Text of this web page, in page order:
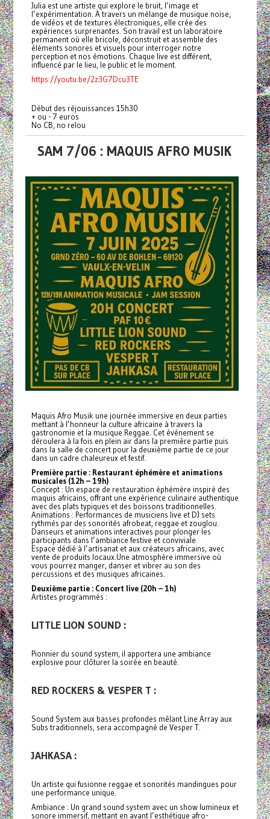
Julia est une artiste qui explore le bruit, l’image et
l’expérimentation. À travers un mélange de musique noise,
de vidéos et de textures électroniques, elle crée des
expériences surprenantes. Son travail est un laboratoire
permanent où elle bricole, déconstruit et assemble des
éléments sonores et visuels pour interroger notre
perception et nos émotions. Chaque live est différent,
influencé par le lieu, le public et le moment.
https://youtu.be/2z3G7Dcu3TE
Début des réjouissances 15h30
+ ou - 7 euros
No CB, no relou
SAM 7/06 : MAQUIS AFRO MUSIK
Maquis Afro Musik une journée immersive en deux parties
mettant à l’honneur la culture africaine à travers la
gastronomie et la musique Reggae. Cet événement se
déroulera à la fois en plein air dans la première partie puis
dans la salle de concert pour la deuxième partie de ce jour
dans un cadre chaleureux et festif.
Première partie : Restaurant éphémère et animations
musicales (12h – 19h)
Concept : Un espace de restauration éphémère inspiré des
maquis africains, offrant une expérience culinaire authentique
avec des plats typiques et des boissons traditionnelles.
Animations : Performances de musiciens live et DJ sets
rythmés par des sonorités afrobeat, reggae et zouglou.
Danseurs et animations interactives pour plonger les
participants dans l’ambiance festive et conviviale.
Espace dédié à l’artisanat et aux créateurs africains, avec
vente de produits locaux.Une atmosphère immersive où
vous pourrez manger, danser et vibrer au son des
percussions et des musiques africaines.
Deuxième partie : Concert live (20h – 1h)
Artistes programmés :
LITTLE LION SOUND :
Pionnier du sound system, il apportera une ambiance
explosive pour clôturer la soirée en beauté.
RED ROCKERS & VESPER T :
Sound System aux basses profondes mêlant Line Array aux
Subs traditionnels, sera accompagné de Vesper T.
JAHKASA :
Un artiste qui fusionne reggae et sonorités mandingues pour
une performance unique.
Ambiance : Un grand sound system avec un show lumineux et
sonore immersif, mettant en avant l’esthétique afro-